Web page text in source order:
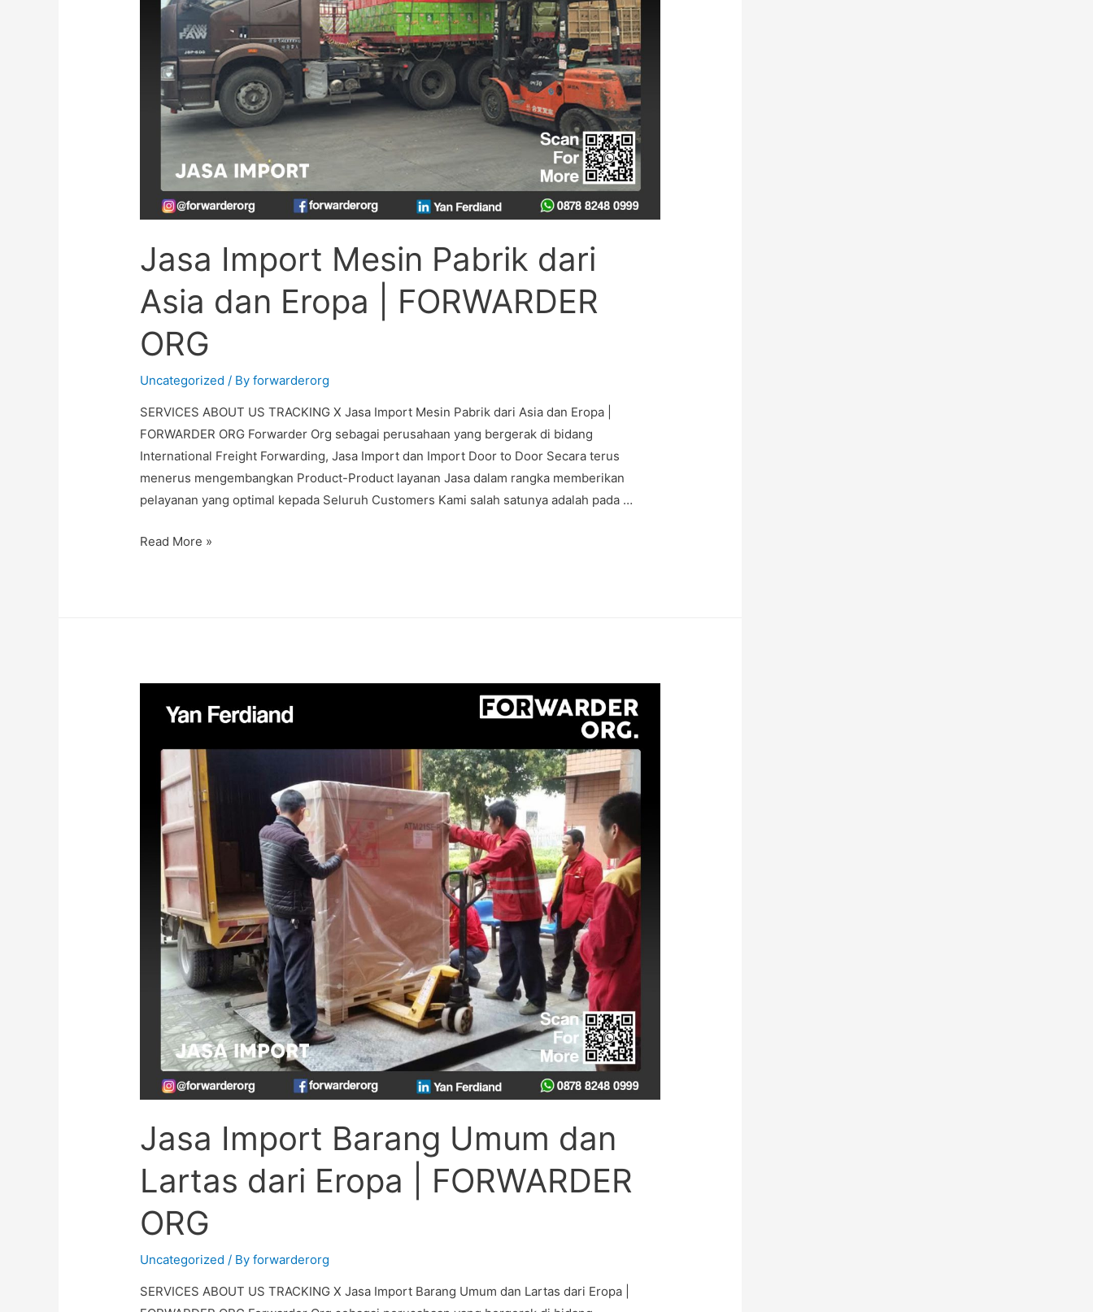
Jasa Import Mesin Pabrik dari
Asia dan Eropa | FORWARDER
ORG
Uncategorized / Byforwarderorg
SERVICES ABOUT US TRACKING X Jasa Import Mesin Pabrik dari Asia dan Eropa |
FORWARDER ORG Forwarder Org sebagai perusahaan yang bergerak di bidang
International Freight Forwarding, Jasa Import dan Import Door to Door Secara terus
menerus mengembangkan Product-Product layanan Jasa dalam rangka memberikan
pelayanan yang optimal kepada Seluruh Customers Kami salah satunya adalah pada …
Read More »
Jasa Import Barang Umum dan
Lartas dari Eropa | FORWARDER
ORG
Uncategorized / Byforwarderorg
SERVICES ABOUT US TRACKING X Jasa Import Barang Umum dan Lartas dari Eropa |